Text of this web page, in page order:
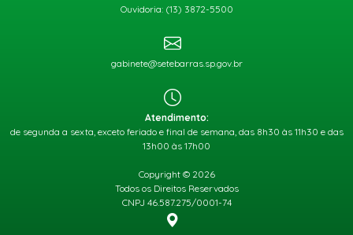
Ouvidoria: (13) 3872-5500
gabinete@setebarras.sp.gov.br
Atendimento:
de segunda a sexta, exceto feriado e final de semana, das 8h30 às 11h30 e das
13h00 às 17h00
Copyright © 2026
Todos os Direitos Reservados
CNPJ 46.587.275/0001-74